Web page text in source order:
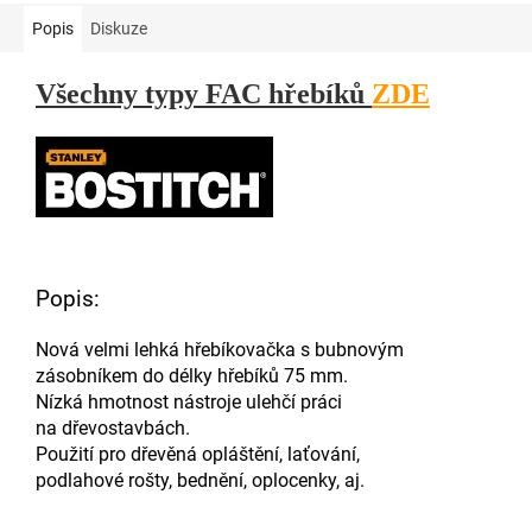
Popis Diskuze
Všechny typy FAC hřebíků ZDE
Popis:
Nová velmi lehká hřebíkovačka s bubnovým
zásobníkem do délky hřebíků 75 mm.
Nízká hmotnost nástroje ulehčí práci
na dřevostavbách.
Použití pro dřevěná opláštění, laťování,
podlahové rošty, bednění, oplocenky, aj.